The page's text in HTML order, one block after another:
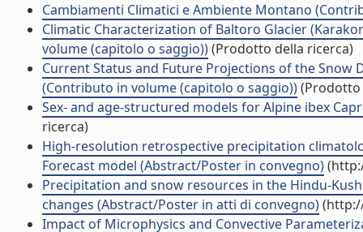
Cambiamenti Climatici e Ambiente Montano
Climatic Characterization of Baltoro Glacier
volume (capitolo o saggio))(Prodotto della ricerca)
Current Status and Future Projections of the Snow
(Contributo in volume (capitolo o saggio))(Prodotto
Sex- and age-structured models for Alpine ibex
ricerca)
High-resolution retrospective precipitation
Forecast model (Abstract/Poster in convegno)
Precipitation and snow resources in the Hindu-
changes (Abstract/Poster in atti di convegno)
Impact of Microphysics and Convective